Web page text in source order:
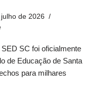
de 2026
SC foi oficialmente
de Educação de Santa
para milhares